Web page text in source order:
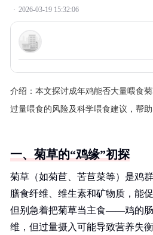
· 2026-03-19 15:32:06
介绍： 本文探讨成年鸡能否大量喂食
过量喂食的风险及科学喂食建议，帮助
一、菊草的“鸡缘”初探
菊草（如菊苣、苦苣菜等）是鸡
膳食纤维、维生素和矿物质，能
但别急着把菊草当主食——鸡的
维，但过量摄入可能导致营养失